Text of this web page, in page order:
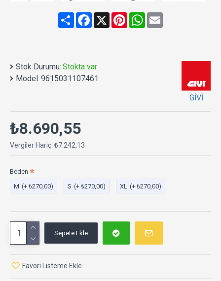
ShareFacebook
X PinterestWhatsApp
Email
Stok Durumu: Stokta var
Model: 9615031107461
GİVİ
₺8.690,55
Vergiler Hariç: ₺7.242,13
Beden
M (+ ₺270,00) S (+ ₺270,00) XL (+ ₺270,00)
Sepete Ekle
Favori Listeme Ekle